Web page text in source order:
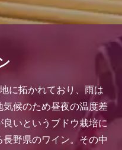
に拓かれており、雨は
候のため昼夜の温度差
いというブドウ栽培に
野県のワイン。その中